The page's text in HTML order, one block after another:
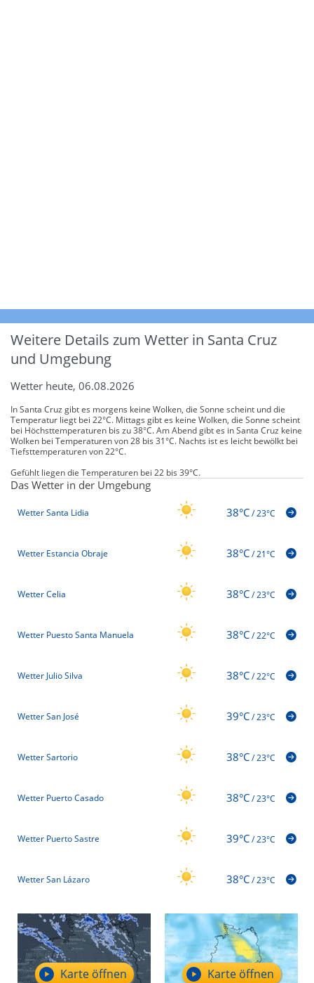
Weitere Details zum Wetter in Santa Cruz
und Umgebung
Wetter heute, 06.08.2026
In Santa Cruz gibt es morgens keine Wolken, die Sonne scheint und die
Temperatur liegt bei 22°C. Mittags gibt es keine Wolken, die Sonne scheint
bei Höchsttemperaturen bis zu 38°C. Am Abend gibt es in Santa Cruz keine
Wolken bei Temperaturen von 28 bis 31°C. Nachts ist es leicht bewölkt bei
Tiefsttemperaturen von 22°C.
Gefühlt liegen die Temperaturen bei 22 bis 39°C.
Das Wetter in der Umgebung
Wetter Santa Lidia 38°C/23°C
Wetter Estancia Obraje 38°C/21°C
Wetter Celia 38°C/23°C
Wetter Puesto Santa Manuela 38°C/22°C
Wetter Julio Silva 38°C/22°C
Wetter San José 39°C/23°C
Wetter Sartorio 38°C/23°C
Wetter Puerto Casado 38°C/23°C
Wetter Puerto Sastre 39°C/23°C
Wetter San Lázaro 38°C/23°C
Karte öffnen Karte öffnen